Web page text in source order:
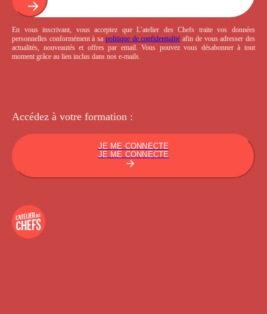
En vous inscrivant, vous acceptez que L’atelier des Chefs traite vos données
personnelles conformément à sa politique de confidentialité afin de vous adresser des
actualités, nouveautés et offres par email. Vous pouvez vous désabonner à tout
moment grâce au lien inclus dans nos e-mails.
Accédez à votre formation :
JE ME CONNECTE
JE ME CONNECTE